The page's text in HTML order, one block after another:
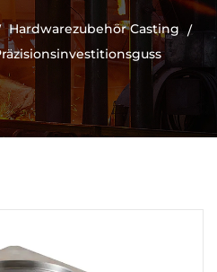
Hardwarezubehör Casting /